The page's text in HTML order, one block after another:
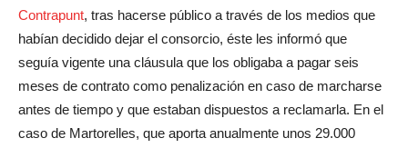
Contrapunt, tras hacerse público a través de los medios que
habían decidido dejar el consorcio, éste les informó que
seguía vigente una cláusula que los obligaba a pagar seis
meses de contrato como penalización en caso de marcharse
antes de tiempo y que estaban dispuestos a reclamarla. En el
caso de Martorelles, que aporta anualmente unos 29.000